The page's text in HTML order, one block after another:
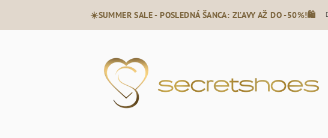
☀️SUMMER SALE - POSLEDNÁ ŠANCA: ZĽAVY AŽ DO -50%!🛍️